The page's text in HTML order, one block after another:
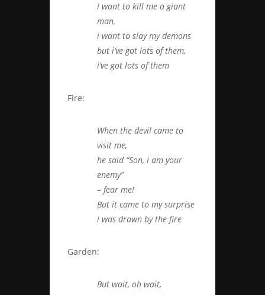
i want to kill me a giant
man,
i want to slay my demons
but i’ve got lots of them,
i’ve got lots of them
Fire:
When the devil came to
visit me,
he said “Son, i am your
enemy”
– fear me!
But it came to my surprise
i was drawn by the fire
Garden:
But wait, oh wait,